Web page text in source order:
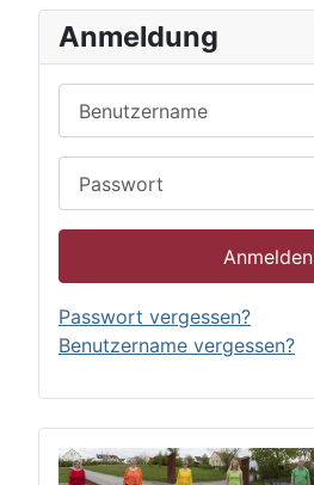
Anmeldung
Anmelden
Passwort vergessen?
Benutzername vergessen?